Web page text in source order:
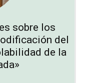
sobre los
del
de la